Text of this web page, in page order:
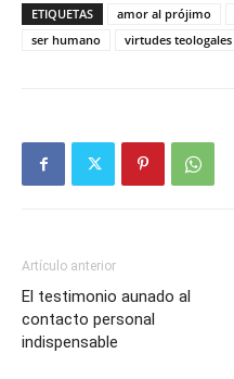
ETIQUETAS amor al prójimo
ser humano
virtudes teologales
Artículo anterior
El testimonio aunado al
contacto personal
indispensable